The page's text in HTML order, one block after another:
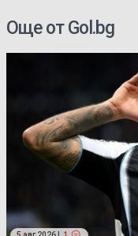
Още от Gol.bg